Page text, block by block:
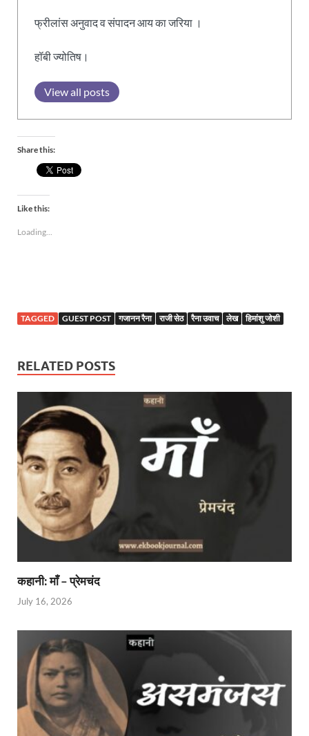
फ्रीलांस अनुवाद व संपादन आय का जरिया ।
हॉबी ज्योतिष।
View all posts
Share this:
Like this:
Loading...
TAGGED GUEST POST गजानन रैना राजी सेठ रैना उवाच लेख हिमांशु जोशी
RELATED POSTS
कहानी: माँ – प्रेमचंद
July 16, 2026